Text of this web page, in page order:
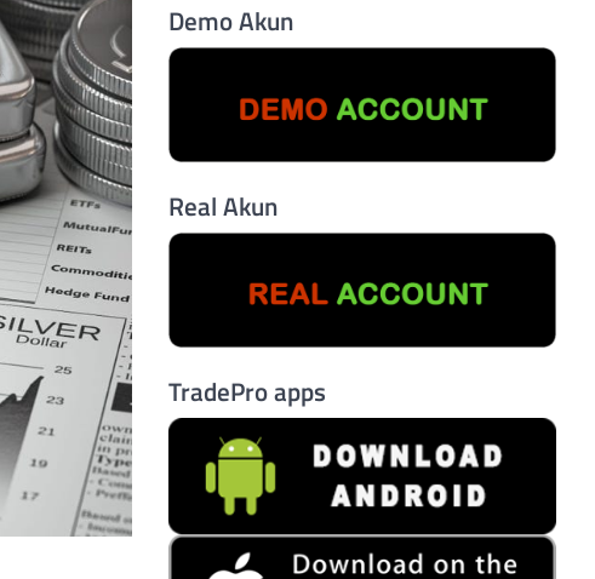
Demo Akun
Real Akun
TradePro apps